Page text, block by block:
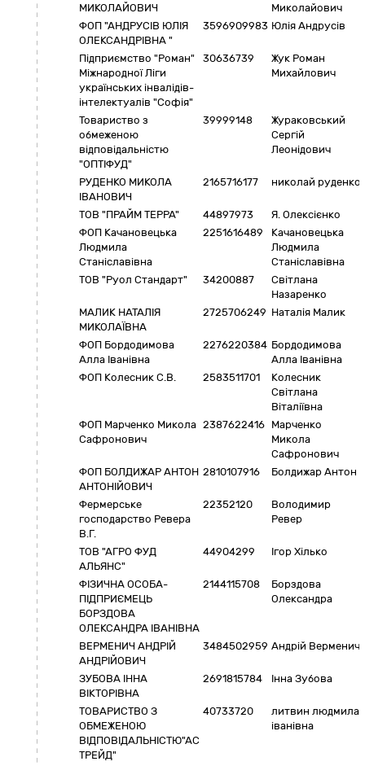
МИКОЛАЙОВИЧ
Миколайович
ФОП "АНДРУСІВ ЮЛІЯ
ОЛЕКСАНДРІВНА "
3596909983 Юлія Андрусів
Підприємство "Роман"
Міжнародної Ліги
українських інвалідів-
інтелектуалів "Софія"
30636739
Жук Роман
Михайлович
Товариство з
обмеженою
відповідальністю
"ОПТІФУД"
39999148
Жураковський
Сергій
Леонідович
РУДЕНКО МИКОЛА
ІВАНОВИЧ
2165716177 николай руденко
ТОВ "ПРАЙМ ТЕРРА" 44897973
Я. Олексієнко
ФОП Качановецька
Людмила
Станіславівна
2251616489
Качановецька
Людмила
Станіславівна
ТОВ "Руол Стандарт"
34200887
Світлана
Назаренко
МАЛИК НАТАЛІЯ
МИКОЛАЇВНА
2725706249 Наталія Малик
ФОП Бордодимова
Алла Іванівна
2276220384 Бордодимова
Алла Іванівна
ФОП Колесник С.В.
2583511701
Колесник
Світлана
Віталіївна
ФОП Марченко Микола
Сафронович
2387622416 Марченко
Микола
Сафронович
ФОП БОЛДИЖАР АНТОН
АНТОНІЙОВИЧ
2810107916 Болдижар Антон
Фермерське
господарство Ревера
В.Г.
22352120
Володимир
Ревер
ТОВ "АГРО ФУД
АЛЬЯНС"
44904299 Ігор Хілько
ФІЗИЧНА ОСОБА-
ПІДПРИЄМЕЦЬ
БОРЗДОВА
ОЛЕКСАНДРА ІВАНІВНА
2144115708
Борздова
Олександра
ВЕРМЕНИЧ АНДРІЙ
АНДРІЙОВИЧ
3484502959 Андрій Верменич
ЗУБОВА ІННА
ВІКТОРІВНА
2691815784 Інна Зубова
ТОВАРИСТВО З
ОБМЕЖЕНОЮ
ВІДПОВІДАЛЬНІСТЮ"АС
ТРЕЙД"
40733720
литвин людмила
іванівна